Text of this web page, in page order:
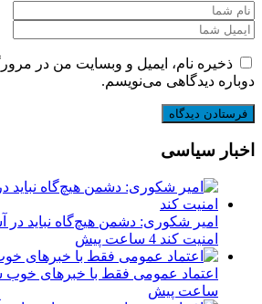
ذخیره نام، ایمیل و وبسایت من در
دوباره دیدگاهی می‌نویسم.
اخبار سیاسی
امیر شکوری: دشمن هیچ‌گاه نباید
امنیت کند 4 ساعت پیش
اعتماد عمومی فقط با خبرهای
ساعت پیش